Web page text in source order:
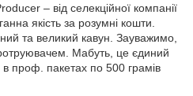
– від селекційної компанії
якість за розумні кошти.
та великий кавун. Зауважимо,
Мабуть, це єдиний
в проф. пакетах по 500 грамів